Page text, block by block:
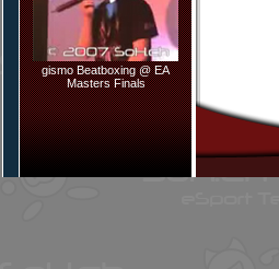
gismo Beatboxing @ EA
Masters Finals